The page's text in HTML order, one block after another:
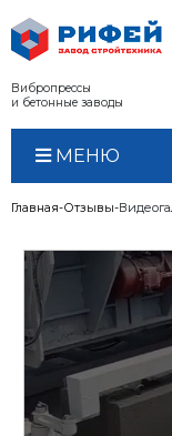
Вибропрессы
и бетонные заводы
Главная Отзывы